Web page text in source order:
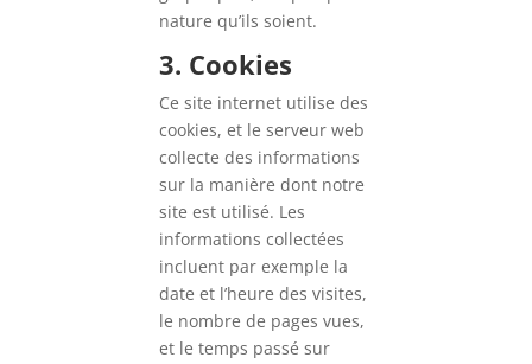
nature qu’ils soient.
3. Cookies
Ce site internet utilise des
cookies, et le serveur web
collecte des informations
sur la manière dont notre
site est utilisé. Les
informations collectées
incluent par exemple la
date et l’heure des visites,
le nombre de pages vues,
et le temps passé sur